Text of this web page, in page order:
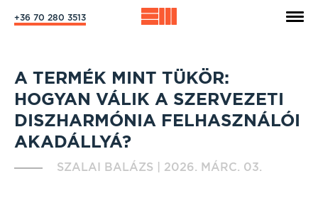
+36 70 280 3513
A TERMÉK MINT TÜKÖR:
HOGYAN VÁLIK A SZERVEZETI
DISZHARMÓNIA FELHASZNÁLÓI
AKADÁLLYÁ?
SZALAI BALÁZS 2026. MÁRC. 03.